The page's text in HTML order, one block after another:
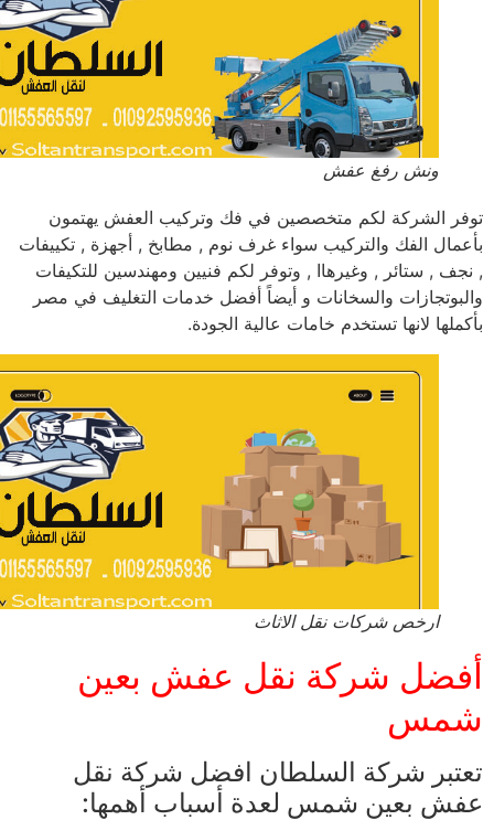
ونش رفغ عفش
الشركة لكم متخصصين في فك وتركيب العفش يهتمون
الفك والتركيب سواء غرف نوم , مطابخ , أجهزة , تكييفات
, ستائر , وغيرهاا , وتوفر لكم فنيين ومهندسين للتكيفات
والسخانات و أيضاً أفضل خدمات التغليف في مصر
لانها تستخدم خامات عالية الجودة.
ارخص شركات نقل الاثاث
شركة نقل عفش بعين
شركة السلطان افضل شركة نقل
بعين شمس لعدة أسباب أهمها: